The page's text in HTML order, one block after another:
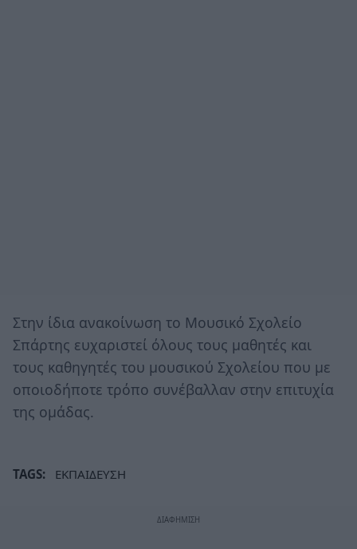
Στην ίδια ανακοίνωση το Μουσικό Σχολείο
Σπάρτης ευχαριστεί όλους τους μαθητές και
τους καθηγητές του μουσικού Σχολείου που με
οποιοδήποτε τρόπο συνέβαλλαν στην επιτυχία
της ομάδας.
TAGS: ΕΚΠΑΙΔΕΥΣΗ